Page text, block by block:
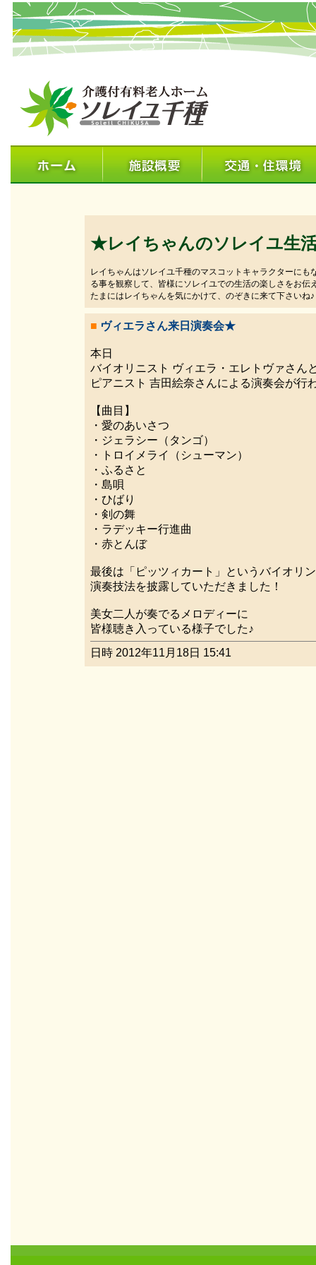
★レイちゃんのソレイユ生
レイちゃんはソレイユ千種のマスコットキャラクターに
る事を観察して、皆様にソレイユでの生活の楽しさをお伝
たまにはレイちゃんを気にかけて、のぞきに来て下さいね♪
■ ヴィエラさん来日演奏会★
本日
バイオリニスト ヴィエラ・エレトヴァさん
ピアニスト 吉田絵奈さんによる演奏会が行
【曲目】
・愛のあいさつ
・ジェラシー（タンゴ）
・トロイメライ（シューマン）
・ふるさと
・島唄
・ひばり
・剣の舞
・ラデッキー行進曲
・赤とんぼ
最後は「ピッツィカート」というバイオリ
演奏技法を披露していただきました！
美女二人が奏でるメロディーに
皆様聴き入っている様子でした♪
日時 2012年11月18日 15:41